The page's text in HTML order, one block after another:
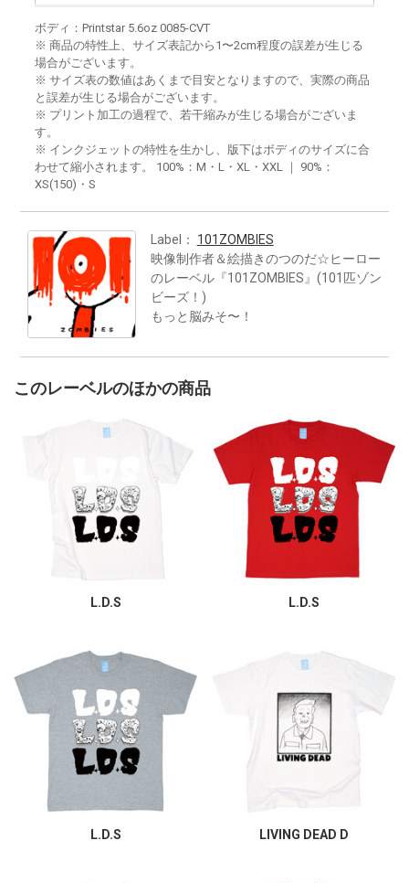
ボディ：Printstar 5.6oz 0085-CVT
※ 商品の特性上、サイズ表記から1〜2cm程度の誤差が生じる
場合がございます。
※ サイズ表の数値はあくまで目安となりますので、実際の商品
と誤差が生じる場合がございます。
※ プリント加工の過程で、若干縮みが生じる場合がございま
す。
※ インクジェットの特性を生かし、版下はボディのサイズに合
わせて縮小されます。 100%：M・L・XL・XXL ｜ 90%：
XS(150)・S
Label： 101ZOMBIES
映像制作者＆絵描きのつのだ☆ヒーロー
のレーベル『101ZOMBIES』(101匹ゾン
ビーズ！)
もっと脳みそ〜！
このレーベルのほかの商品
L.D.S L.D.S
L.D.S LIVING DEAD D